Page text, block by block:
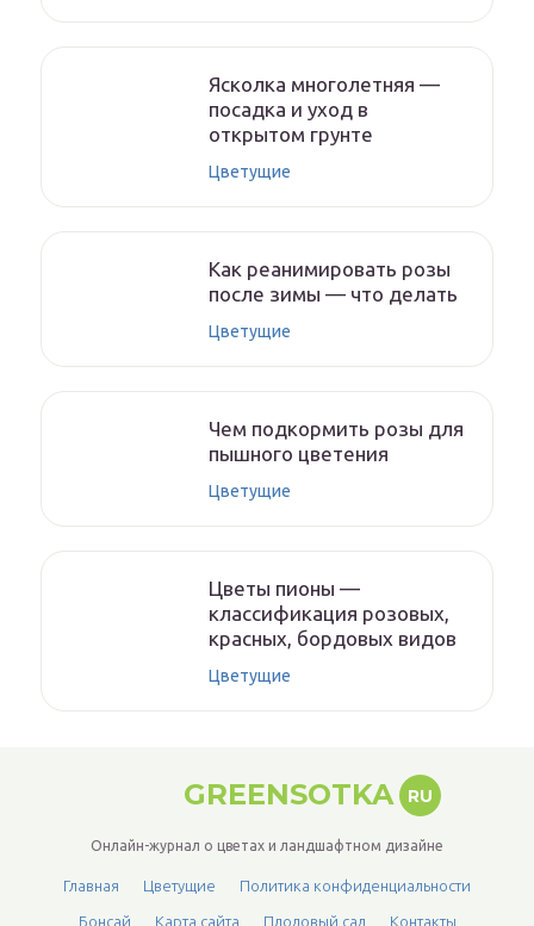
Ясколка многолетняя —
посадка и уход в
открытом грунте
Цветущие
Как реанимировать розы
после зимы — что делать
Цветущие
Чем подкормить розы для
пышного цветения
Цветущие
Цветы пионы —
классификация розовых,
красных, бордовых видов
Цветущие
GREENSOTKA RU
Онлайн-журнал о цветах и ландшафтном дизайне
Главная Цветущие Политика конфиденциальности
Бонсай Карта сайта Плодовый сад Контакты